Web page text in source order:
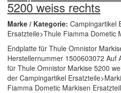
5200 weiss rechts
Marke / Kategorie: Campingartikel
Ersatzteile>Thule Fiamma Dometic
Endplatte für Thule Omnistor
Herstellernummer 1500603072 Auf
für Thule Omnistor Markise 5200
der Campingartikel
Fiamma Dometic Markisen